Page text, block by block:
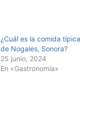
¿Cuál es la comida típica
de Nogales, Sonora?
25 junio, 2024
En «Gastronomía»